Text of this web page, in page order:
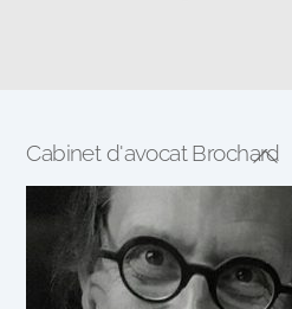
Back
Cabinet d'avocat Brochard